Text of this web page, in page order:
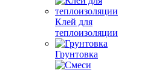
Клей для
теплоизоляции
Грунтовка